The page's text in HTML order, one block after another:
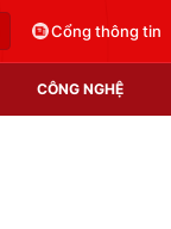
Cổng thông tin
CÔNG NGHỆ